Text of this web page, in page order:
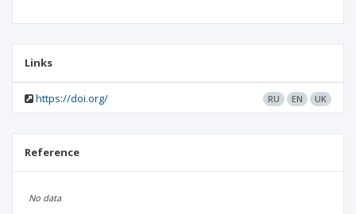
Links
https://doi.org/ RU EN UK
Reference
No data